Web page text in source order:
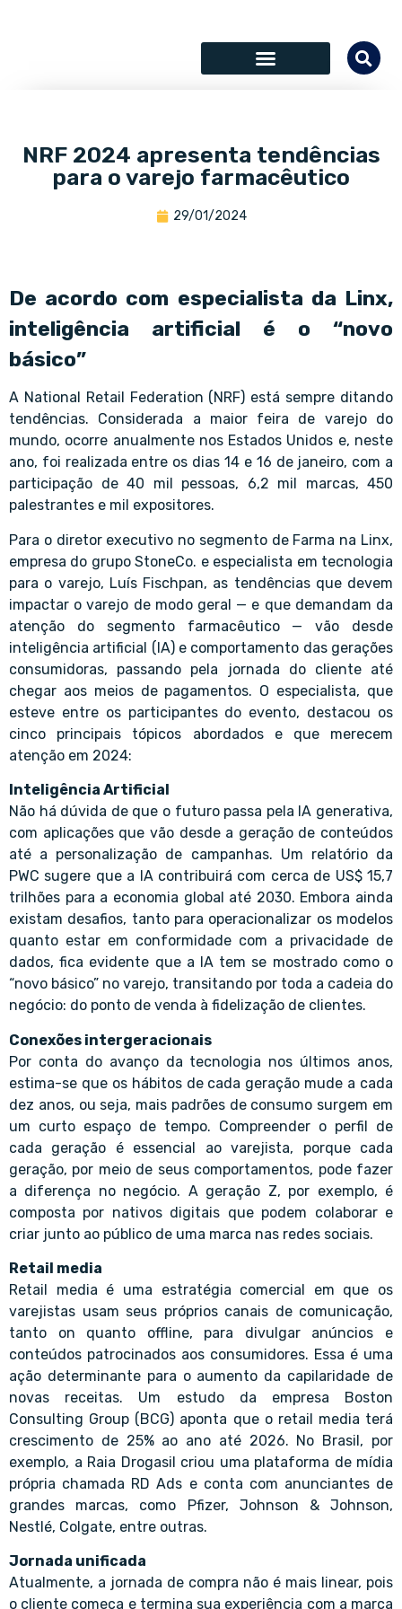
NRF 2024 apresenta tendências
para o varejo farmacêutico
29/01/2024
De acordo com especialista da Linx,
inteligência artificial é o “novo
básico”
A National Retail Federation (NRF) está sempre ditando
tendências. Considerada a maior feira de varejo do
mundo, ocorre anualmente nos Estados Unidos e, neste
ano, foi realizada entre os dias 14 e 16 de janeiro, com a
participação de 40 mil pessoas, 6,2 mil marcas, 450
palestrantes e mil expositores.
Para o diretor executivo no segmento de Farma na Linx,
empresa do grupo StoneCo. e especialista em tecnologia
para o varejo, Luís Fischpan, as tendências que devem
impactar o varejo de modo geral — e que demandam da
atenção do segmento farmacêutico — vão desde
inteligência artificial (IA) e comportamento das gerações
consumidoras, passando pela jornada do cliente até
chegar aos meios de pagamentos. O especialista, que
esteve entre os participantes do evento, destacou os
cinco principais tópicos abordados e que merecem
atenção em 2024:
Inteligência Artificial
Não há dúvida de que o futuro passa pela IA generativa,
com aplicações que vão desde a geração de conteúdos
até a personalização de campanhas. Um relatório da
PWC sugere que a IA contribuirá com cerca de US$ 15,7
trilhões para a economia global até 2030. Embora ainda
existam desafios, tanto para operacionalizar os modelos
quanto estar em conformidade com a privacidade de
dados, fica evidente que a IA tem se mostrado como o
“novo básico” no varejo, transitando por toda a cadeia do
negócio: do ponto de venda à fidelização de clientes.
Conexões intergeracionais
Por conta do avanço da tecnologia nos últimos anos,
estima-se que os hábitos de cada geração mude a cada
dez anos, ou seja, mais padrões de consumo surgem em
um curto espaço de tempo. Compreender o perfil de
cada geração é essencial ao varejista, porque cada
geração, por meio de seus comportamentos, pode fazer
a diferença no negócio. A geração Z, por exemplo, é
composta por nativos digitais que podem colaborar e
criar junto ao público de uma marca nas redes sociais.
Retail media
Retail media é uma estratégia comercial em que os
varejistas usam seus próprios canais de comunicação,
tanto on quanto offline, para divulgar anúncios e
conteúdos patrocinados aos consumidores. Essa é uma
ação determinante para o aumento da capilaridade de
novas receitas. Um estudo da empresa Boston
Consulting Group (BCG) aponta que o retail media terá
crescimento de 25% ao ano até 2026. No Brasil, por
exemplo, a Raia Drogasil criou uma plataforma de mídia
própria chamada RD Ads e conta com anunciantes de
grandes marcas, como Pfizer, Johnson & Johnson,
Nestlé, Colgate, entre outras.
Jornada unificada
Atualmente, a jornada de compra não é mais linear, pois
o cliente começa e termina sua experiência com a marca